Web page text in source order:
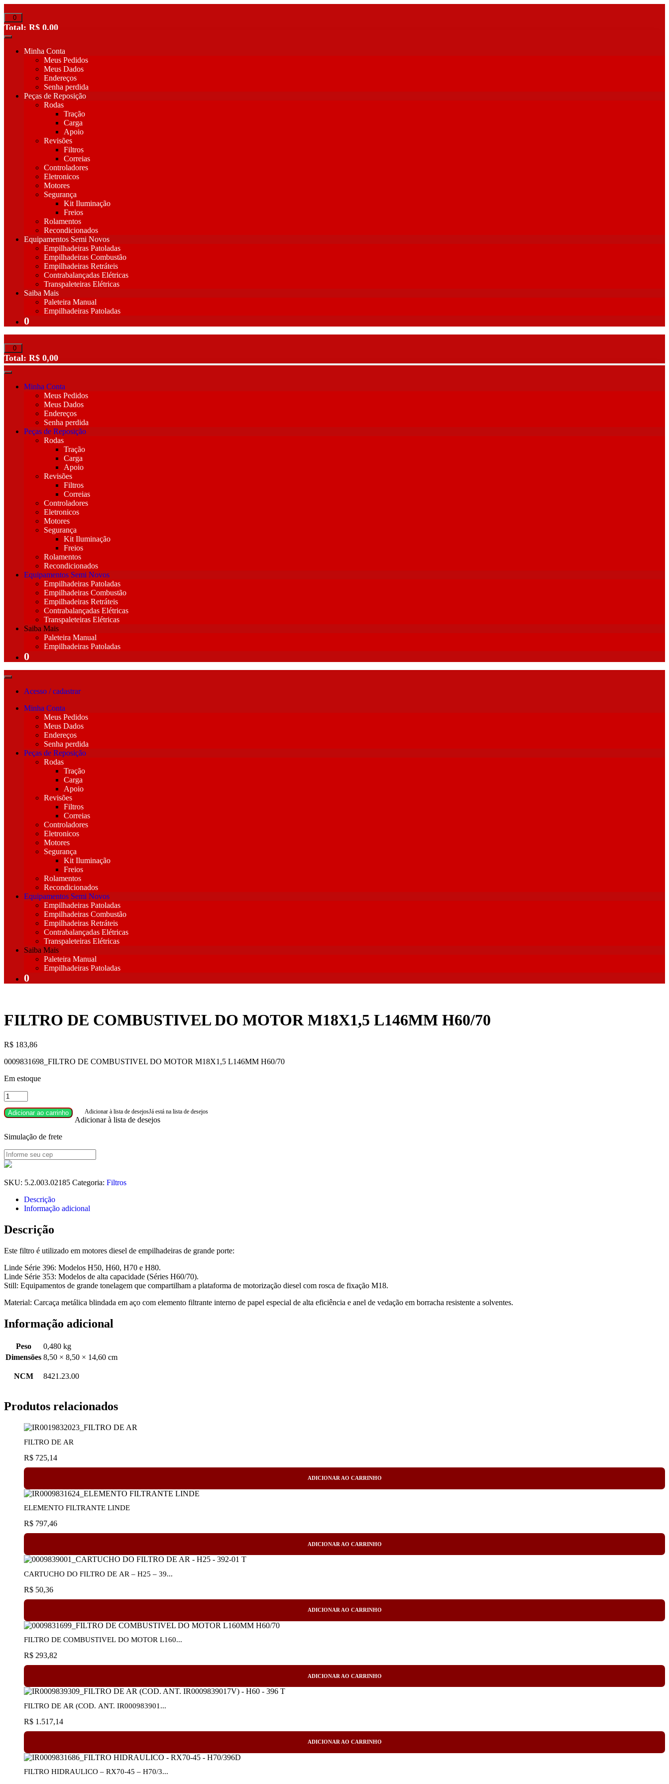
para
o
conteúdo
0
Total: R$ 0,00
Minha Conta
Meus Pedidos
Meus Dados
Endereços
Senha perdida
Peças de Reposição
Rodas
Tração
Carga
Apoio
Revisões
Filtros
Correias
Controladores
Eletronicos
Motores
Segurança
Kit Iluminação
Freios
Rolamentos
Recondicionados
Equipamentos Semi Novos
Empilhadeiras Patoladas
Empilhadeiras Combustão
Empilhadeiras Retráteis
Contrabalançadas Elétricas
Transpaleteiras Elétricas
Saiba Mais
Paleteira Manual
Empilhadeiras Patoladas
0
Total: R$ 0,00
Minha Conta
Meus Pedidos
Meus Dados
Endereços
Senha perdida
Peças de Reposição
Rodas
Tração
Carga
Apoio
Revisões
Filtros
Correias
Controladores
Eletronicos
Motores
Segurança
Kit Iluminação
Freios
Rolamentos
Recondicionados
Equipamentos Semi Novos
Empilhadeiras Patoladas
Empilhadeiras Combustão
Empilhadeiras Retráteis
Contrabalançadas Elétricas
Transpaleteiras Elétricas
Saiba Mais
Paleteira Manual
Empilhadeiras Patoladas
Acesso / cadastrar
Minha Conta
Meus Pedidos
Meus Dados
Endereços
Senha perdida
Peças de Reposição
Rodas
Tração
Carga
Apoio
Revisões
Filtros
Correias
Controladores
Eletronicos
Motores
Segurança
Kit Iluminação
Freios
Rolamentos
Recondicionados
Equipamentos Semi Novos
Empilhadeiras Patoladas
Empilhadeiras Combustão
Empilhadeiras Retráteis
Contrabalançadas Elétricas
Transpaleteiras Elétricas
Saiba Mais
Paleteira Manual
Empilhadeiras Patoladas
FILTRO DE COMBUSTIVEL DO MOTOR M18X1,5 L146MM H60/70
R$ 183,86
0009831698_FILTRO DE COMBUSTIVEL DO MOTOR M18X1,5 L146MM H60/70
Em estoque
0009831698_FILTRO
DE
COMBUSTIVEL
M18X1,5
L146MM
H60/70
quantidade
Adicionar ao carrinho Adicionar à lista de desejosJá está na lista de desejos
Adicionar à lista de desejos
Simulação de frete
SKU: 5.2.003.02185 Categoria: Filtros
Descrição
Informação adicional
Descrição
Este filtro é utilizado em motores diesel de empilhadeiras de grande porte:
Linde Série 396: Modelos H50, H60, H70 e H80.
Linde Série 353: Modelos de alta capacidade (Séries H60/70).
Still: Equipamentos de grande tonelagem que compartilham a plataforma de motorização diesel com rosca de fixação M18.
Material: Carcaça metálica blindada em aço com elemento filtrante interno de papel especial de alta eficiência e anel de vedação em borracha resistente a solventes.
Informação adicional
Peso
0,480 kg
Dimensões 8,50 × 8,50 × 14,60 cm
NCM 8421.23.00
Produtos relacionados
FILTRO DE AR
R$ 725,14
ADICIONAR AO CARRINHO
ELEMENTO FILTRANTE LINDE
R$ 797,46
ADICIONAR AO CARRINHO
CARTUCHO DO FILTRO DE AR – H25 – 39...
R$ 50,36
ADICIONAR AO CARRINHO
FILTRO DE COMBUSTIVEL DO MOTOR L160...
R$ 293,82
ADICIONAR AO CARRINHO
FILTRO DE AR (COD. ANT. IR000983901...
R$ 1.517,14
ADICIONAR AO CARRINHO
FILTRO HIDRAULICO – RX70-45 – H70/3...